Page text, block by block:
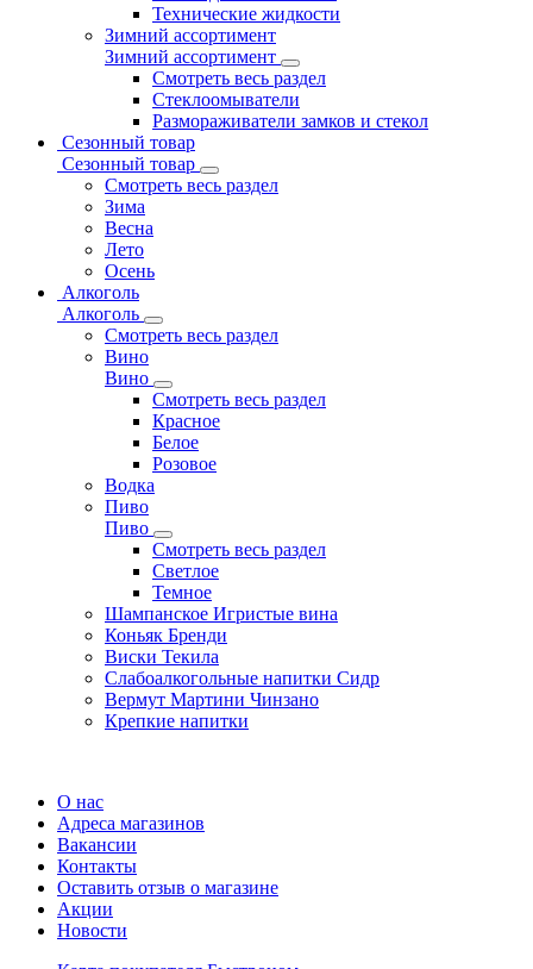
Технические жидкости
Зимний ассортимент
Зимний ассортимент
Смотреть весь раздел
Стеклоомыватели
Размораживатели замков и стекол
Сезонный товар
Сезонный товар
Смотреть весь раздел
Зима
Весна
Лето
Осень
Алкоголь
Алкоголь
Смотреть весь раздел
Вино
Вино
Смотреть весь раздел
Красное
Белое
Розовое
Водка
Пиво
Пиво
Смотреть весь раздел
Cветлое
Темное
Шампанское Игристые вина
Коньяк Бренди
Виски Текила
Слабоалкогольные напитки Сидр
Вермут Мартини Чинзано
Крепкие напитки
О нас
Адреса магазинов
Вакансии
Контакты
Оставить отзыв о магазине
Акции
Новости